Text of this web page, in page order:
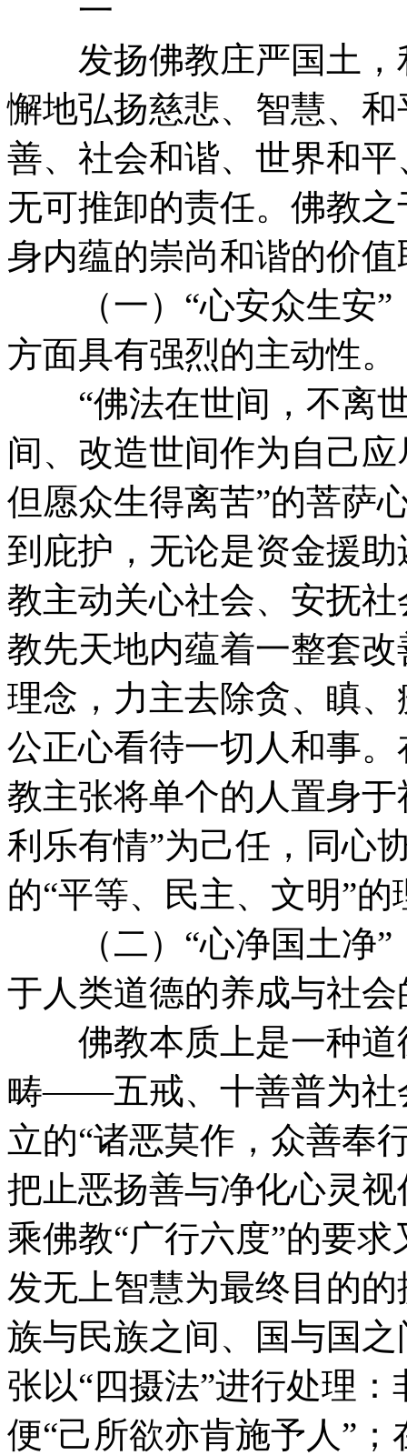
一
发扬佛教庄严国土，
懈地弘扬慈悲、智慧、
善、社会和谐、世界和
无可推卸的责任。佛教
身内蕴的崇尚和谐的价值
（一）“心安众生安”
方面具有强烈的主动性。
“佛法在世间，不离世
间、改造世间作为自己
但愿众生得离苦”的菩萨
到庇护，无论是资金援
教主动关心社会、安抚
教先天地内蕴着一整套
理念，力主去除贪、瞋
公正心看待一切人和事
教主张将单个的人置身
利乐有情”为己任，同心
的“平等、民主、文明”的
（二）“心净国土净”
于人类道德的养成与社
佛教本质上是一种道
畴——五戒、十善普为社
立的“诸恶莫作，众善奉
把止恶扬善与净化心灵
乘佛教“广行六度”的要
发无上智慧为最终目的
族与民族之间、国与国
张以“四摄法”进行处理
便“己所欲亦肯施予人”